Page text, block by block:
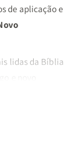
de aplicação e
lidas da Bíblia
e novo
Revista e